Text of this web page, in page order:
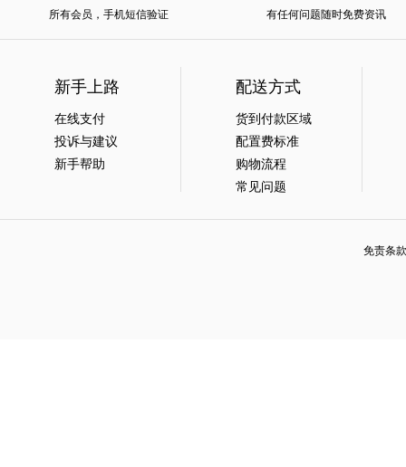
所有会员，手机短信验证 有任何问题随时免费资讯
新手上路
在线支付
投诉与建议
新手帮助
配送方式
货到付款区域
配置费标准
购物流程
常见问题
免责条款